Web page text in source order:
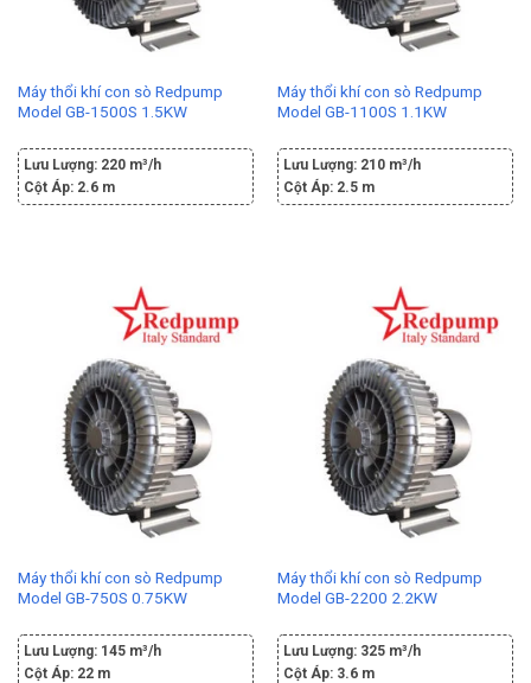
Máy thổi khí con sò Redpump
Model GB-1500S 1.5KW
Lưu Lượng: 220 m³/h
Cột Áp: 2.6 m
Máy thổi khí con sò Redpump
Model GB-1100S 1.1KW
Lưu Lượng: 210 m³/h
Cột Áp: 2.5 m
Máy thổi khí con sò Redpump
Model GB-750S 0.75KW
Lưu Lượng: 145 m³/h
Cột Áp: 22 m
Máy thổi khí con sò Redpump
Model GB-2200 2.2KW
Lưu Lượng: 325 m³/h
Cột Áp: 3.6 m